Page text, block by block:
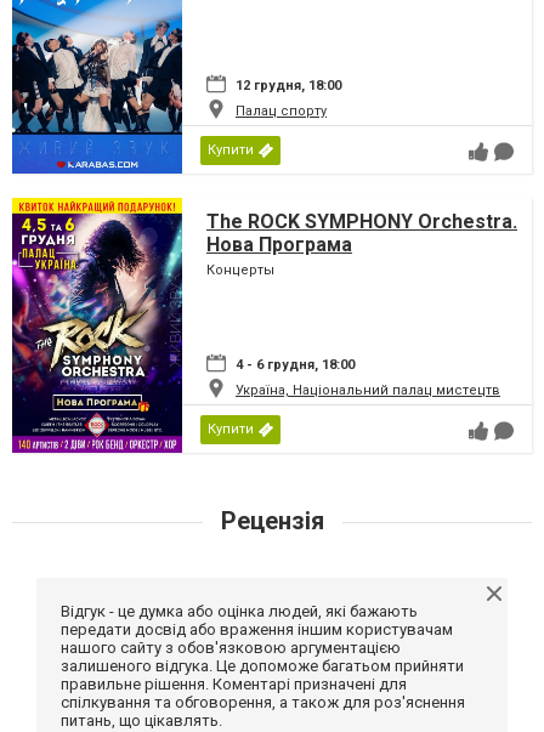
12 грудня, 18:00
Палац спорту
Купити
The ROCK SYMPHONY Orchestra.
Нова Програма
Концерты
4 - 6 грудня, 18:00
Україна, Національний палац мистецтв
Купити
Рецензія
Відгук - це думка або оцінка людей, які бажають
передати досвід або враження іншим користувачам
нашого сайту з обов'язковою аргументацією
залишеного відгука. Це допоможе багатьом прийняти
правильне рішення. Коментарі призначені для
спілкування та обговорення, а також для роз'яснення
питань, що цікавлять.